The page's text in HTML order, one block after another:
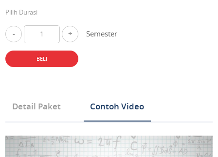
Pilih Durasi
- + Semester
BELI
Detail Paket Contoh Video
Tipe Produk Mata Pelajaran